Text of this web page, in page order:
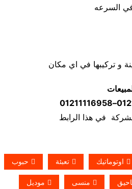
في هذا الرابط
اوتوماتيك تعبئة حبوب
منسى موديل